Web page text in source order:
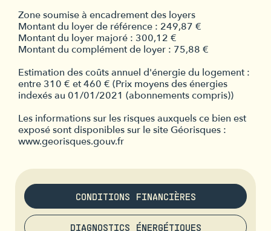
Zone soumise à encadrement des loyers
Montant du loyer de référence : 249,87 €
Montant du loyer majoré : 300,12 €
Montant du complément de loyer : 75,88 €
Estimation des coûts annuel d'énergie du logement :
entre 310 € et 460 € (Prix moyens des énergies
indexés au 01/01/2021 (abonnements compris))
Les informations sur les risques auxquels ce bien est
exposé sont disponibles sur le site Géorisques :
www.georisques.gouv.fr
CONDITIONS FINANCIÈRES
DIAGNOSTICS ÉNERGÉTIQUES